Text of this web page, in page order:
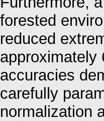
forested
reduced
approximately
accuracies
carefully
normalization